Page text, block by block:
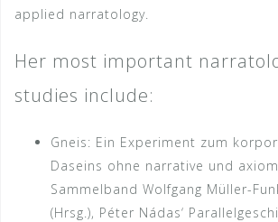
applied narratology.
Her most important
studies include:
Gneis: Ein Experiment zum
Daseins ohne narrative und
Sammelband Wolfgang Müller-
(Hrsg.), Péter Nádas‘